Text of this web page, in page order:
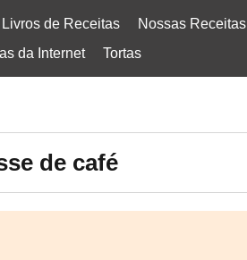
Livros de Receitas Nossas Receitas
da Internet Tortas
de café